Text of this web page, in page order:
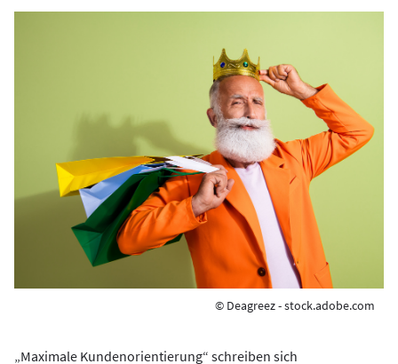
© Deagreez - stock.adobe.com
„Maximale Kundenorientierung“ schreiben sich